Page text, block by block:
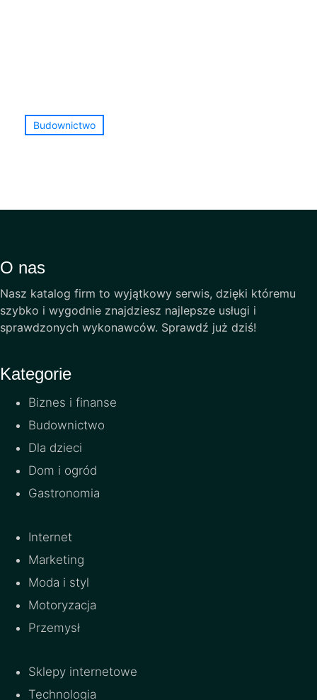
Budownictwo
O nas
Nasz katalog firm to wyjątkowy serwis, dzięki któremu
szybko i wygodnie znajdziesz najlepsze usługi i
sprawdzonych wykonawców. Sprawdź już dziś!
Kategorie
Biznes i finanse
Budownictwo
Dla dzieci
Dom i ogród
Gastronomia
Internet
Marketing
Moda i styl
Motoryzacja
Przemysł
Sklepy internetowe
Technologia